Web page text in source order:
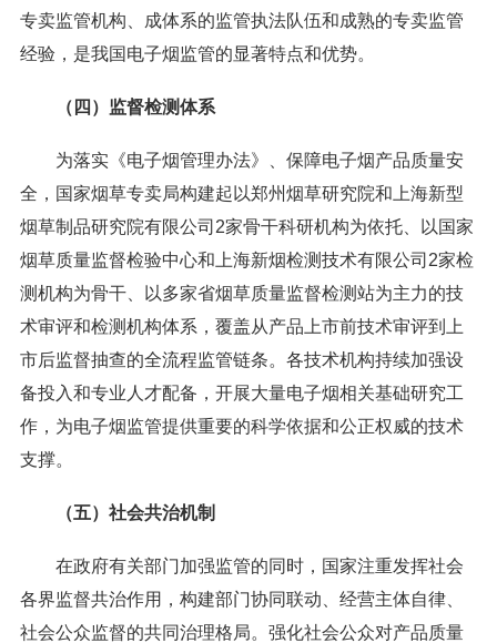
专卖监管机构、成体系的监管执法队伍和成熟的专卖监管
经验，是我国电子烟监管的显著特点和优势。
（四）监督检测体系
为落实《电子烟管理办法》、保障电子烟产品质量安
全，国家烟草专卖局构建起以郑州烟草研究院和上海新型
烟草制品研究院有限公司2家骨干科研机构为依托、以国家
烟草质量监督检验中心和上海新烟检测技术有限公司2家检
测机构为骨干、以多家省烟草质量监督检测站为主力的技
术审评和检测机构体系，覆盖从产品上市前技术审评到上
市后监督抽查的全流程监管链条。各技术机构持续加强设
备投入和专业人才配备，开展大量电子烟相关基础研究工
作，为电子烟监管提供重要的科学依据和公正权威的技术
支撑。
（五）社会共治机制
在政府有关部门加强监管的同时，国家注重发挥社会
各界监督共治作用，构建部门协同联动、经营主体自律、
社会公众监督的共同治理格局。强化社会公众对产品质量